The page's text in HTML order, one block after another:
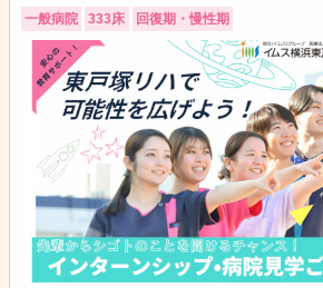
一般病院 333床 回復期・慢性期